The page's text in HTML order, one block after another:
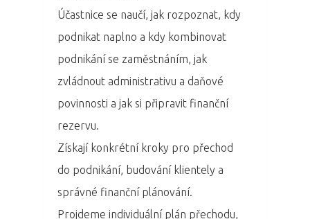
Účastnice se naučí, jak rozpoznat, kdy
podnikat naplno a kdy kombinovat
podnikání se zaměstnáním, jak
zvládnout administrativu a daňové
povinnosti a jak si připravit finanční
rezervu.
Získají konkrétní kroky pro přechod
do podnikání, budování klientely a
správné finanční plánování.
Projdeme individuální plán přechodu,
Dopad
Aktuality
Partneři
Vstupenky